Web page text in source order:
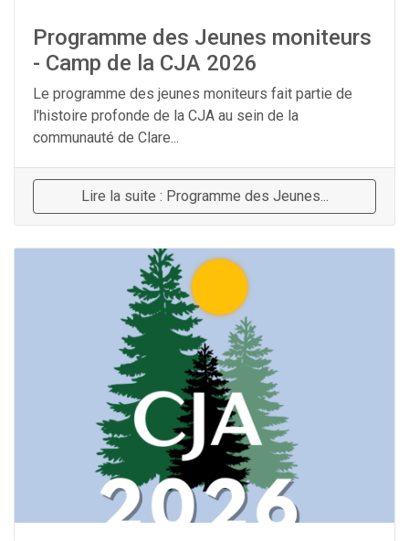
Programme des Jeunes moniteurs
- Camp de la CJA 2026
Le programme des jeunes moniteurs fait partie de
l'histoire profonde de la CJA au sein de la
communauté de Clare...
Lire la suite : Programme des Jeunes...